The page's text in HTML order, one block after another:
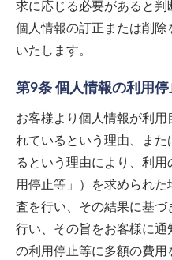
求に応じる必要があると
個人情報の訂正または削
いたします。
第9条 個人情報の利用停
お客様より個人情報が利
れているという理由、ま
るという理由により、利
用停止等」）を求められ
査を行い、その結果に基
行い、その旨をお客様に
の利用停止等に多額の費